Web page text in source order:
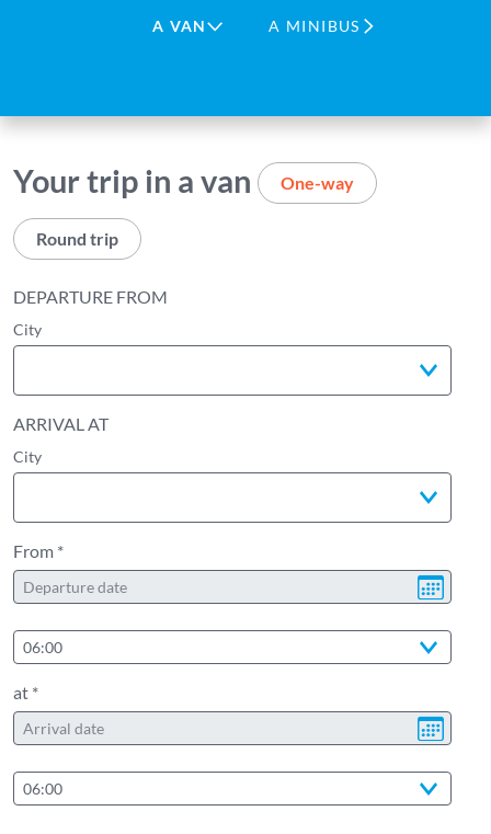
A VAN A MINIBUS
Your trip in a van One-way
Round trip
DEPARTURE FROM
City
ARRIVAL AT
City
From *
06:00
at *
06:00